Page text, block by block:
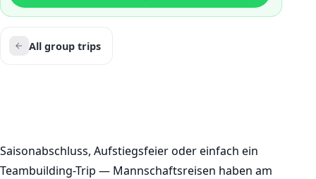
All group trips
Saisonabschluss, Aufstiegsfeier oder einfach ein
Teambuilding-Trip — Mannschaftsreisen haben am